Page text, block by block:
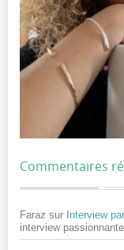
Commentaires
Faraz sur Interview
interview